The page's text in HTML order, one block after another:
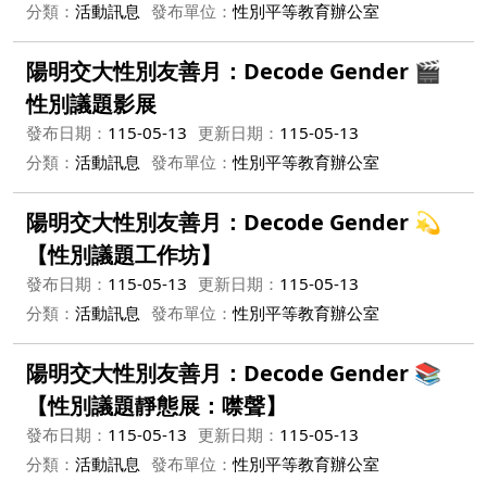
分類： 活動訊息 發布單位：性別平等教育辦公室
陽明交大性別友善月：Decode Gender 🎬
性別議題影展
發布日期： 115-05-13 更新日期： 115-05-13
分類： 活動訊息 發布單位：性別平等教育辦公室
陽明交大性別友善月：Decode Gender 💫
【性別議題工作坊】
發布日期： 115-05-13 更新日期： 115-05-13
分類： 活動訊息 發布單位：性別平等教育辦公室
陽明交大性別友善月：Decode Gender 📚
【性別議題靜態展：噤聲】
發布日期： 115-05-13 更新日期： 115-05-13
分類： 活動訊息 發布單位：性別平等教育辦公室